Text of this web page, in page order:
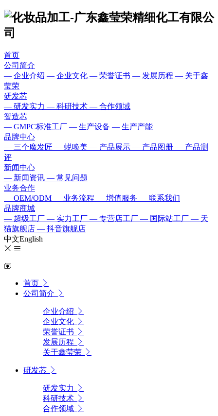
首页
公司简介
— 企业介绍 — 企业文化 — 荣誉证书 — 发展历程 — 关于鑫
莹荣
研发芯
— 研发实力 — 科研技术 — 合作领域
智造芯
— GMPC标准工厂 — 生产设备 — 生产产能
品牌中心
— 三个魔发匠 — 蜕唤美 — 产品展示 — 产品图册 — 产品测
评
新闻中心
— 新闻资讯 — 常见问题
业务合作
— OEM/ODM — 业务流程 — 增值服务 — 联系我们
品牌商城
— 超级工厂 — 实力工厂 — 专营店工厂 — 国际站工厂 — 天
猫旗舰店 — 抖音旗舰店
中文English
首页
公司简介
企业介绍
企业文化
荣誉证书
发展历程
关于鑫莹荣
研发芯
研发实力
科研技术
合作领域